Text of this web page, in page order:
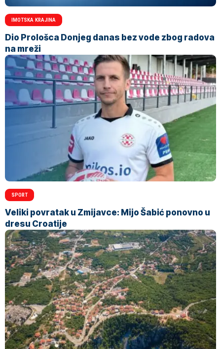
IMOTSKA KRAJINA
Dio Prološca Donjeg danas bez vode zbog radova
na mreži
SPORT
Veliki povratak u Zmijavce: Mijo Šabić ponovno u
dresu Croatije